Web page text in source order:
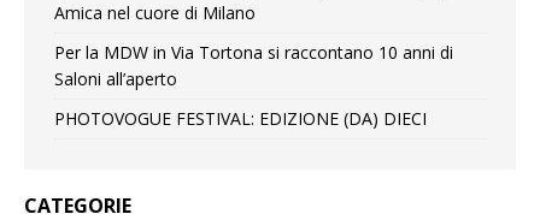
Amica nel cuore di Milano
Per la MDW in Via Tortona si raccontano 10 anni di
Saloni all’aperto
PHOTOVOGUE FESTIVAL: EDIZIONE (DA) DIECI
CATEGORIE